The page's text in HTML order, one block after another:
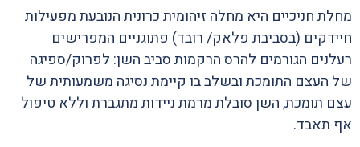
מחלת חניכיים היא מחלה זיהומית כרונית הנובעת מפעילות
חיידקים (בסביבת פלאק/ רובד) פתוגניים המפרישים
רעלנים הגורמים להרס הרקמות סביב השן: לפרוק/ספיגה
של העצם התומכת ובשלב בו קיימת נסיגה משמעותית של
עצם תומכת, השן סובלת מרמת ניידות מתגברת וללא טיפול
אף תאבד.